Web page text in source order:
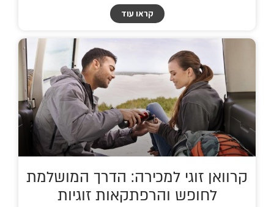
קראו עוד
קרוואן זוגי למכירה: הדרך המושלמת
לחופש והרפתקאות זוגיות